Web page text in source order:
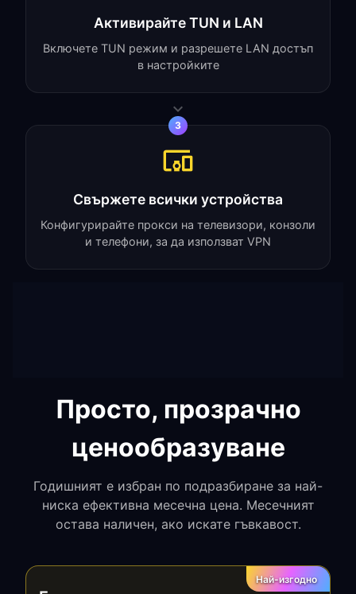
Активирайте TUN и LAN
Включете TUN режим и разрешете LAN достъп
в настройките
3
Свържете всички устройства
Конфигурирайте прокси на телевизори, конзоли
и телефони, за да използват VPN
Просто, прозрачно
ценообразуване
Годишният е избран по подразбиране за най-
ниска ефективна месечна цена. Месечният
остава наличен, ако искате гъвкавост.
Най-изгодно